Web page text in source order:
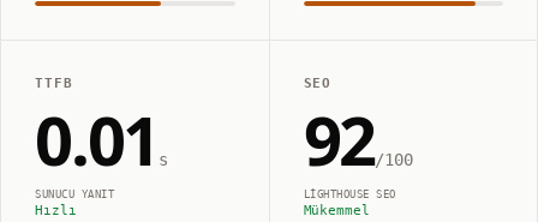
TTFB
0.01 s
SUNUCU YANIT
Hızlı
SEO
92/100
LIGHTHOUSE SEO
Mükemmel